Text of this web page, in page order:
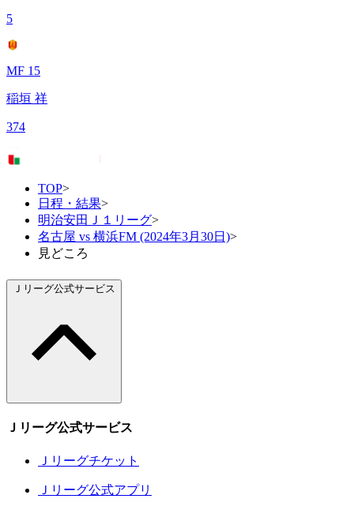
5
MF 15
稲垣 祥
374
TOP>
日程・結果>
明治安田Ｊ１リーグ>
名古屋 vs 横浜FM (2024年3月30日)>
見どころ
Ｊリーグ公式サービス
Ｊリーグ公式サービス
Ｊリーグチケット
Ｊリーグ公式アプリ